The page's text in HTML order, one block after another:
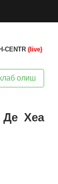
CENTR (live)
олиш
Хеа